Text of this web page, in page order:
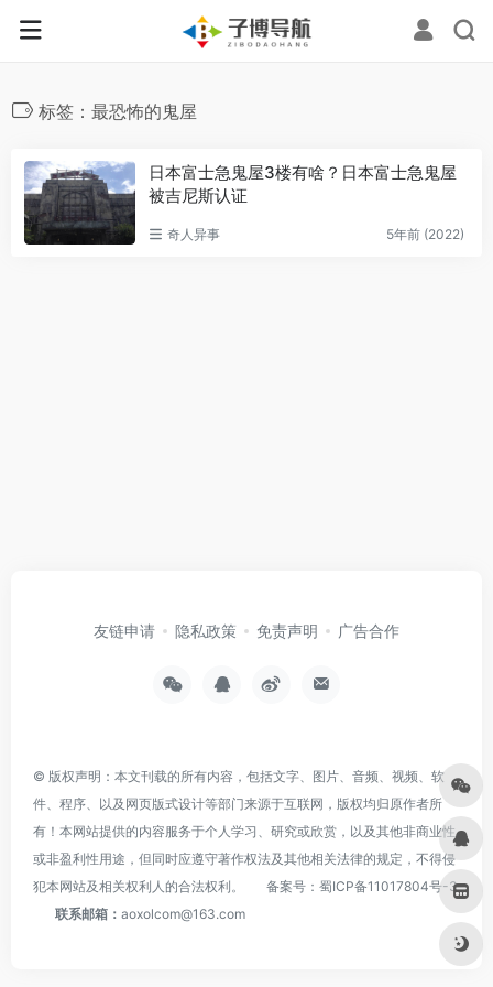
标签：最恐怖的鬼屋
日本富士急鬼屋3楼有啥？日本富士急鬼屋
被吉尼斯认证
奇人异事 5年前 (2022)
友链申请 隐私政策 免责声明 广告合作
© 版权声明：本文刊载的所有内容，包括文字、图片、音频、视频、软
件、程序、以及网页版式设计等部门来源于互联网，版权均归原作者所
有！本网站提供的内容服务于个人学习、研究或欣赏，以及其他非商业性
或非盈利性用途，但同时应遵守著作权法及其他相关法律的规定，不得侵
犯本网站及相关权利人的合法权利。
备案号： 蜀ICP备11017804号-3
联系邮箱： aoxolcom@163.com